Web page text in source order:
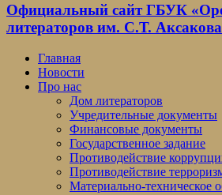
Официальный сайт ГБУК
литераторов им. С.Т.
Главная
Новости
Про нас
Дом литераторов
Учредительные документы
Финансовые документы
Государственное задание
Противодействие
Противодействие
Материально-техническое